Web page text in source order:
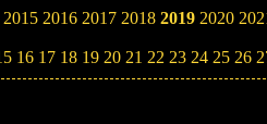
2015 2016 2017 2018 2019 2020
16 17 18 19 20 21 22 23 24 25 26